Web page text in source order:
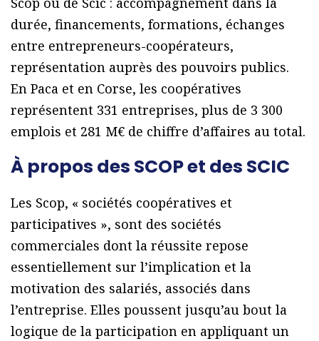
durée, financements, formations, échanges
entre entrepreneurs-coopérateurs,
représentation auprès des pouvoirs publics.
En Paca et en Corse, les coopératives
représentent 331 entreprises, plus de 3 300
emplois et 281 M€ de chiffre d’affaires au total.
À propos des SCOP et des SCIC
Les Scop, « sociétés coopératives et
participatives », sont des sociétés
commerciales dont la réussite repose
essentiellement sur l’implication et la
motivation des salariés, associés dans
l’entreprise. Elles poussent jusqu’au bout la
logique de la participation en appliquant un